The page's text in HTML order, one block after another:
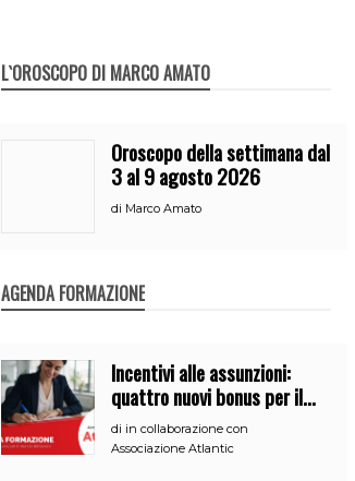
L`OROSCOPO DI MARCO AMATO
Oroscopo della settimana dal
3 al 9 agosto 2026
di Marco Amato
AGENDA FORMAZIONE
Incentivi alle assunzioni:
quattro nuovi bonus per il
2026
di in collaborazione con
Associazione Atlantic